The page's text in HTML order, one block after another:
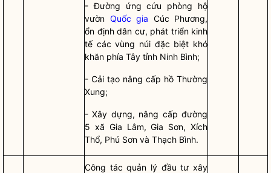
- Đường ứng cứu phòng hộ
vườn Quốc gia Cúc Phương,
ổn định dân cư, phát triển kinh
tế các vùng núi đặc biệt khó
khăn phía Tây tỉnh Ninh Bình;
- Cải tạo nâng cấp hồ Thường
Xung;
- Xây dựng, nâng cấp đường
5 xã Gia Lâm, Gia Sơn, Xích
Thổ, Phú Sơn và Thạch Bình.
Công tác quản lý đầu tư xây